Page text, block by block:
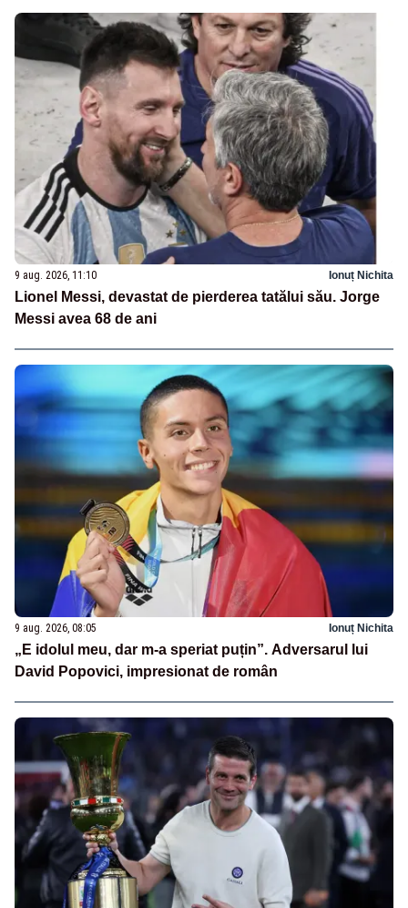
9 aug. 2026, 11:10 Ionuț Nichita
Lionel Messi, devastat de pierderea tatălui său. Jorge
Messi avea 68 de ani
9 aug. 2026, 08:05 Ionuț Nichita
„E idolul meu, dar m-a speriat puțin”. Adversarul lui
David Popovici, impresionat de român